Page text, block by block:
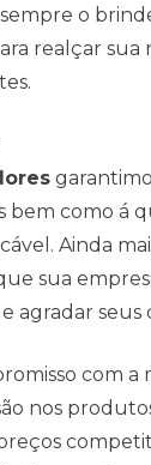
o
realçar sua
bem como á
Ainda
sua
agradar seus
com a
nos